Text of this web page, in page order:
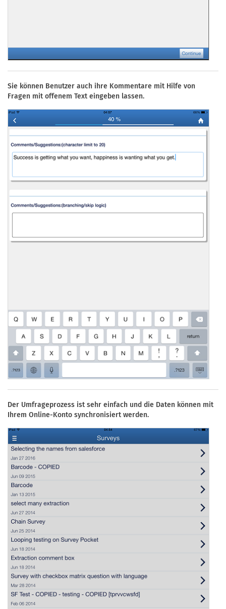
Sie können Benutzer auch ihre Kommentare mit Hilfe von
Fragen mit offenem Text eingeben lassen.
Der Umfrageprozess ist sehr einfach und die Daten können mit
Ihrem Online-Konto synchronisiert werden.